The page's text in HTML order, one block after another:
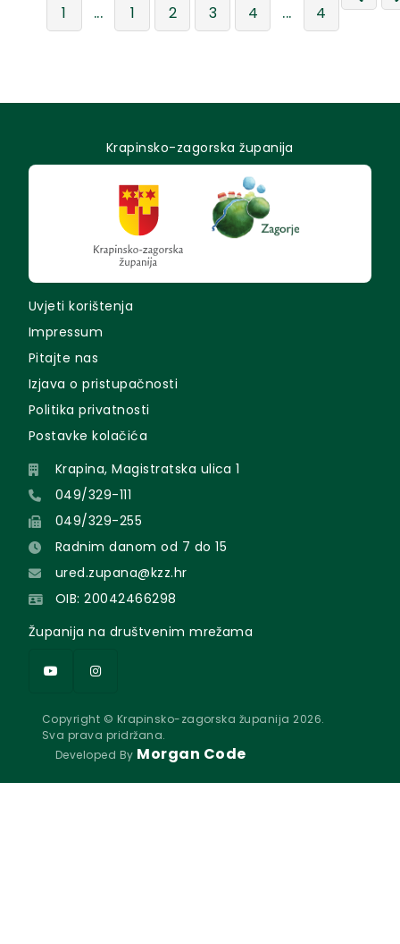
1 ... 1 2 3 4 ... 4
Krapinsko-zagorska županija
Uvjeti korištenja
Impressum
Pitajte nas
Izjava o pristupačnosti
Politika privatnosti
Postavke kolačića
Krapina, Magistratska ulica 1
049/329-111
049/329-255
Radnim danom od 7 do 15
ured.zupana@kzz.hr
OIB: 20042466298
Županija na društvenim mrežama
Copyright © Krapinsko-zagorska županija 2026.
Sva prava pridržana.
Developed By Morgan Code